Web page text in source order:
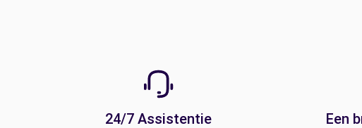
24/7 Assistentie Een